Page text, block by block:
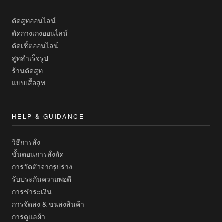
ตัดสูทออนไลน์
ตัดกางเกงออนไลน์
ตัดเชิ้ตออนไลน์
สูทสำเร็จรูป
ร้านตัดสูท
แบบเสื้อสูท
HELP & GUIDANCE
วิธีการสั่ง
ขั้นตอนการสั่งตัด
การวัดตัวจากรูปร่าง
รับประกันความพอดี
การชำระเงิน
การจัดส่ง & ขนส่งสินค้า
การดูแลผ้า